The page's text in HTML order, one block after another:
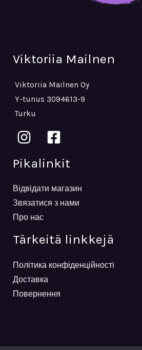
Viktoriia Mailnen
Viktoriia Mailnen Oy
Y-tunus 3094613-9
Turku
Pikalinkit
Відвідати магазин
Звязатися з нами
Про нас
Tärkeitä linkkejä
Політика конфіденційності
Доставка
Повернення